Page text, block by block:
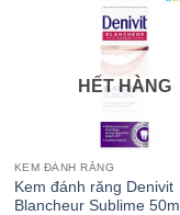
HẾT HÀNG
KEM ĐÁNH RĂNG
Kem đánh răng Denivit
Blancheur Sublime 50ml